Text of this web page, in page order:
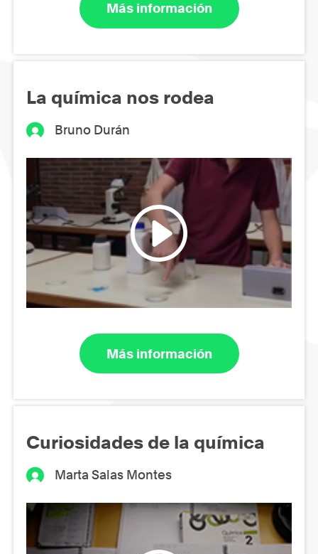
Más información
La química nos rodea
Bruno Durán
Más información
Curiosidades de la química
Marta Salas Montes